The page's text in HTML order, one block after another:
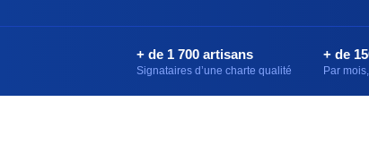
+ de 1 700 artisans
Signataires d’une charte qualité
+ de
Par